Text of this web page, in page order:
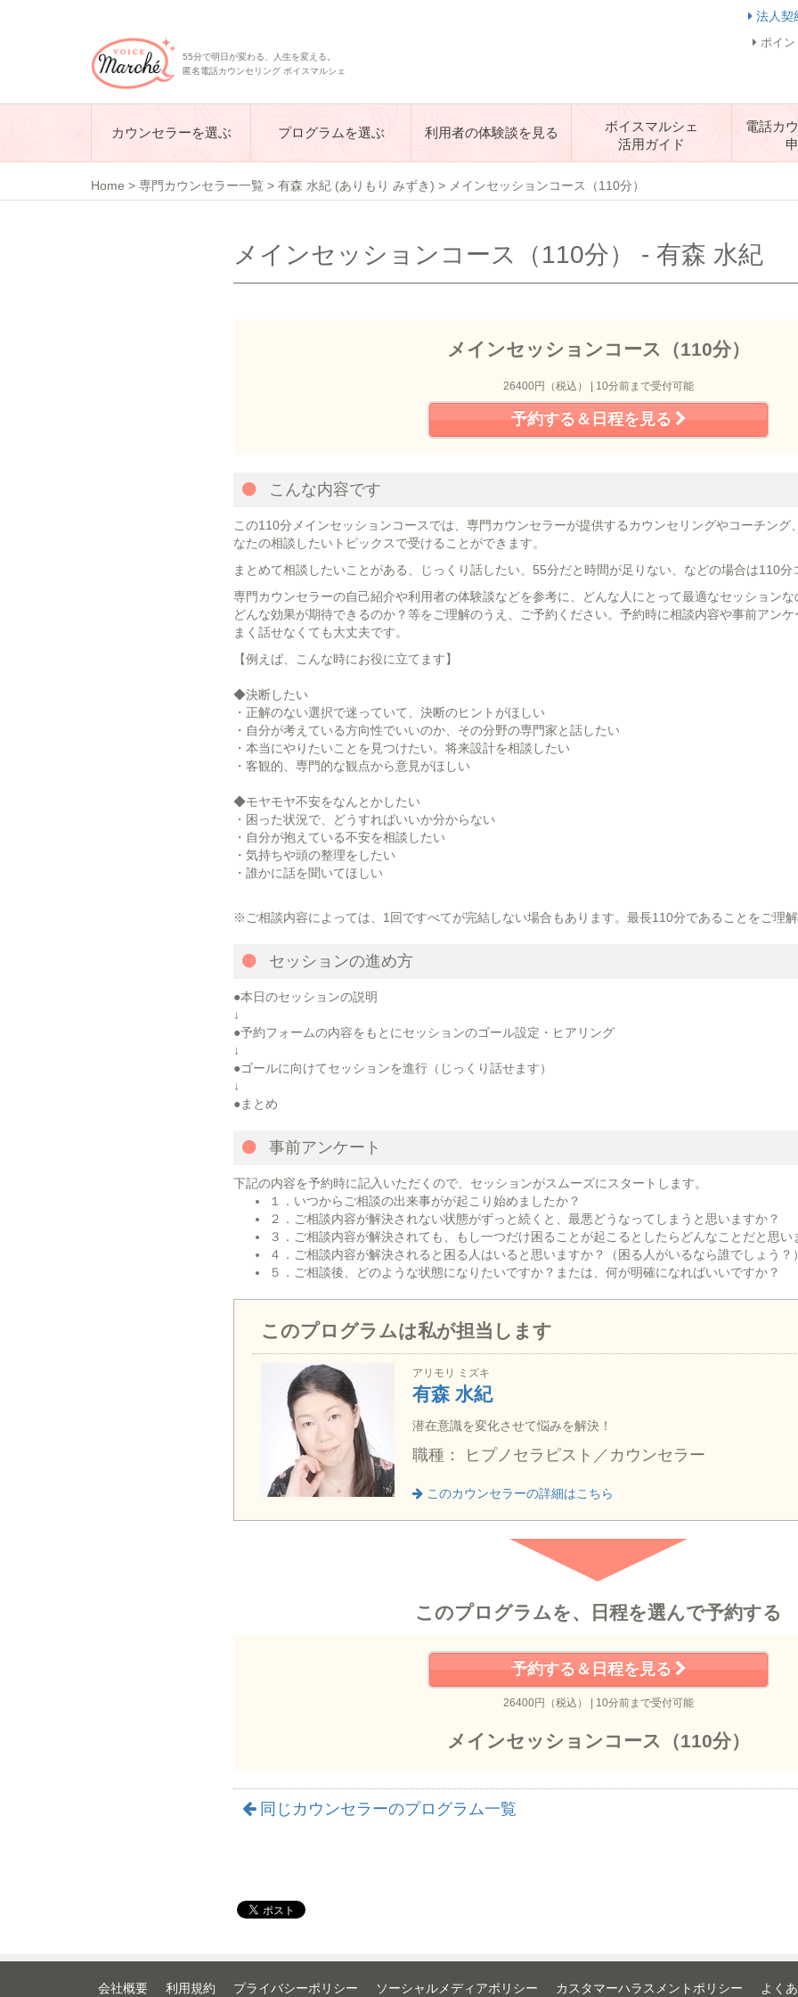
法人契
55分で明日が変わる、人生を変える。
匿名電話カウンセリング ボイスマルシェ
ポイン
カウンセラーを選ぶ プログラムを選ぶ 利用者の体験談を見る
ボイスマルシェ
活用ガイド
電話カ
Home > 専門カウンセラー一覧 > 有森 水紀 (ありもり みずき) > メインセッションコース（110分）
メインセッションコース（110分） - 有森 水紀
メインセッションコース（110分）
26400円（税込） | 10分前まで受付可能
予約する＆日程を見る
こんな内容です
この110分メインセッションコースでは、専門カウンセラーが提供するカウンセリングやコーチング
なたの相談したいトピックスで受けることができます。
まとめて相談したいことがある、じっくり話したい、55分だと時間が足りない、などの場合は110分
専門カウンセラーの自己紹介や利用者の体験談などを参考に、どんな人にとって最適なセッション
どんな効果が期待できるのか？等をご理解のうえ、ご予約ください。予約時に相談内容や事前アン
まく話せなくても大丈夫です。
【例えば、こんな時にお役に立てます】
◆決断したい
・正解のない選択で迷っていて、決断のヒントがほしい
・自分が考えている方向性でいいのか、その分野の専門家と話したい
・本当にやりたいことを見つけたい。将来設計を相談したい
・客観的、専門的な観点から意見がほしい
◆モヤモヤ不安をなんとかしたい
・困った状況で、どうすればいいか分からない
・自分が抱えている不安を相談したい
・気持ちや頭の整理をしたい
・誰かに話を聞いてほしい
※ご相談内容によっては、1回ですべてが完結しない場合もあります。最長110分であることをご理解
セッションの進め方
●本日のセッションの説明
↓
●予約フォームの内容をもとにセッションのゴール設定・ヒアリング
↓
●ゴールに向けてセッションを進行（じっくり話せます）
↓
●まとめ
事前アンケート
下記の内容を予約時に記入いただくので、セッションがスムーズにスタートします。
１．いつからご相談の出来事がが起こり始めましたか？
２．ご相談内容が解決されない状態がずっと続くと、最悪どうなってしまうと思いますか？
３．ご相談内容が解決されても、もし一つだけ困ることが起こるとしたらどんなことだと思い
４．ご相談内容が解決されると困る人はいると思いますか？（困る人がいるなら誰でしょう？）
５．ご相談後、どのような状態になりたいですか？または、何が明確になればいいですか？
このプログラムは私が担当します
アリモリ ミズキ
有森 水紀
潜在意識を変化させて悩みを解決！
職種： ヒプノセラピスト／カウンセラー
このカウンセラーの詳細はこちら
このプログラムを、日程を選んで予約する
予約する＆日程を見る
26400円（税込） | 10分前まで受付可能
メインセッションコース（110分）
同じカウンセラーのプログラム一覧
会社概要 利用規約 プライバシーポリシー ソーシャルメディアポリシー カスタマーハラスメントポリシー よく